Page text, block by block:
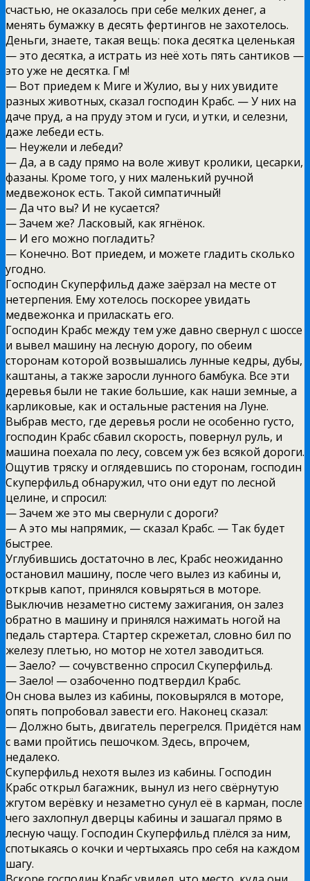
счастью, не оказалось при себе мелких денег, а
менять бумажку в десять фертингов не захотелось.
Деньги, знаете, такая вещь: пока десятка целенькая
— это десятка, а истрать из неё хоть пять сантиков —
это уже не десятка. Гм!
— Вот приедем к Миге и Жулио, вы у них увидите
разных животных, сказал господин Крабс. — У них на
даче пруд, а на пруду этом и гуси, и утки, и селезни,
даже лебеди есть.
— Неужели и лебеди?
— Да, а в саду прямо на воле живут кролики, цесарки,
фазаны. Кроме того, у них маленький ручной
медвежонок есть. Такой симпатичный!
— Да что вы? И не кусается?
— Зачем же? Ласковый, как ягнёнок.
— И его можно погладить?
— Конечно. Вот приедем, и можете гладить сколько
угодно.
Господин Скуперфильд даже заёрзал на месте от
нетерпения. Ему хотелось поскорее увидать
медвежонка и приласкать его.
Господин Крабс между тем уже давно свернул с шоссе
и вывел машину на лесную дорогу, по обеим
сторонам которой возвышались лунные кедры, дубы,
каштаны, а также заросли лунного бамбука. Все эти
деревья были не такие большие, как наши земные, а
карликовые, как и остальные растения на Луне.
Выбрав место, где деревья росли не особенно густо,
господин Крабс сбавил скорость, повернул руль, и
машина поехала по лесу, совсем уж без всякой дороги.
Ощутив тряску и оглядевшись по сторонам, господин
Скуперфильд обнаружил, что они едут по лесной
целине, и спросил:
— Зачем же это мы свернули с дороги?
— А это мы напрямик, — сказал Крабс. — Так будет
быстрее.
Углубившись достаточно в лес, Крабс неожиданно
остановил машину, после чего вылез из кабины и,
открыв капот, принялся ковыряться в моторе.
Выключив незаметно систему зажигания, он залез
обратно в машину и принялся нажимать ногой на
педаль стартера. Стартер скрежетал, словно бил по
железу плетью, но мотор не хотел заводиться.
— Заело? — сочувственно спросил Скуперфильд.
— Заело! — озабоченно подтвердил Крабс.
Он снова вылез из кабины, поковырялся в моторе,
опять попробовал завести его. Наконец сказал:
— Должно быть, двигатель перегрелся. Придётся нам
с вами пройтись пешочком. Здесь, впрочем,
недалеко.
Скуперфильд нехотя вылез из кабины. Господин
Крабс открыл багажник, вынул из него свёрнутую
жгутом верёвку и незаметно сунул её в карман, после
чего захлопнул дверцы кабины и зашагал прямо в
лесную чащу. Господин Скуперфильд плёлся за ним,
спотыкаясь о кочки и чертыхаясь про себя на каждом
шагу.